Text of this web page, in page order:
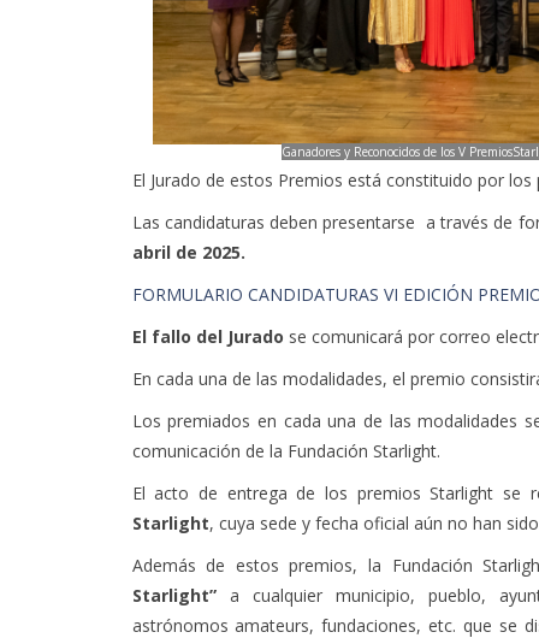
Ganadores y Reconocidos de los V
El Jurado de estos Premios está constituido por
Las candidaturas deben presentarse a través de
abril de 2025.
FORMULARIO CANDIDATURAS VI EDICIÓN
El fallo del Jurado se comunicará por correo
En cada una de las modalidades, el premio
Los premiados en cada una de las modalidades
comunicación de la Fundación Starlight.
El acto de entrega de los premios Starlight se
Starlight, cuya sede y fecha oficial aún no han
Además de estos premios, la Fundación
Starlight” a cualquier municipio, pueblo,
astrónomos amateurs, fundaciones, etc. que se